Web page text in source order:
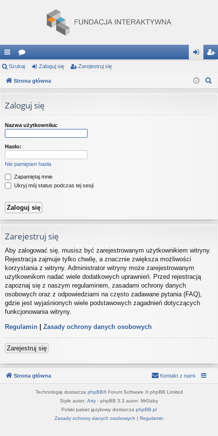
ię
ce
…
or
a og ej
Szukaj Zaloguj się Zarejestruj się
Strona główna
Zaloguj się
Nazwa użytkownika:
Hasło:
Nie pamiętam hasła
Zapamiętaj mnie
Ukryj mój status podczas tej sesji
Zarejestruj się
Aby zalogować się, musisz być zarejestrowanym użytkownikiem witryny.
Rejestracja zajmuje tylko chwilę, a znacznie zwiększa możliwości
korzystania z witryny. Administrator witryny może zarejestrowanym
użytkownikom nadać wiele dodatkowych uprawnień. Przed rejestracją
zapoznaj się z naszym regulaminem, zasadami ochrony danych
osobowych oraz z odpowiedziami na często zadawane pytania (FAQ),
gdzie jest wyjaśnionych wiele podstawowych zagadnień dotyczących
funkcjonowania witryny.
Regulamin | Zasady ochrony danych osobowych
Zarejestruj się
Strona główna Kontakt z nami
Technologię dostarcza phpBB® Forum Software © phpBB Limited
Style autor: Arty - phpBB 3.3 autor: MrGaby
Polski pakiet językowy dostarcza phpBB.pl
Zasady ochrony danych osobowych | Regulamin